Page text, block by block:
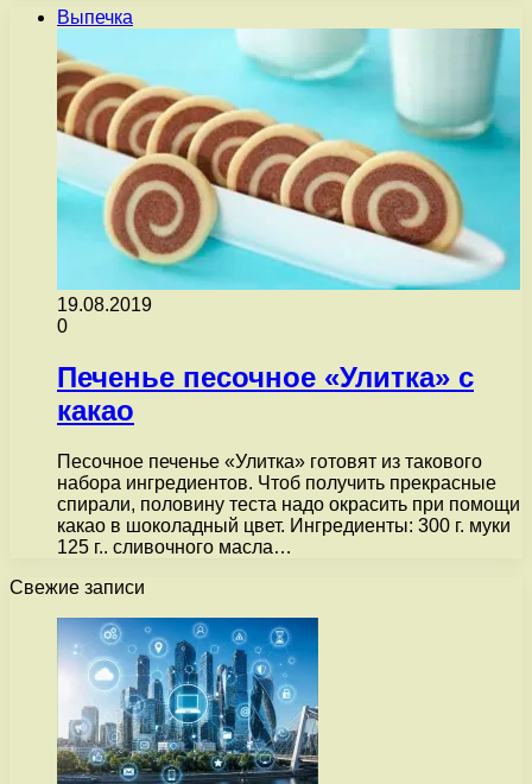
Выпечка
19.08.2019
0
Печенье песочное «Улитка» с
какао
Песочное печенье «Улитка» готовят из такового
набора ингредиентов. Чтоб получить прекрасные
спирали, половину теста надо окрасить при помощи
какао в шоколадный цвет. Ингредиенты: 300 г. муки
125 г.. сливочного масла…
Свежие записи